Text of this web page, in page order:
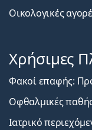
Οικολογικές
Χρήσιμες
Φακοί επαφής:
Οφθαλμικές
Ιατρικό